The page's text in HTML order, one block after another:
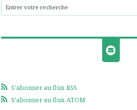
S'abonner au flux RSS
S'abonner au flux ATOM